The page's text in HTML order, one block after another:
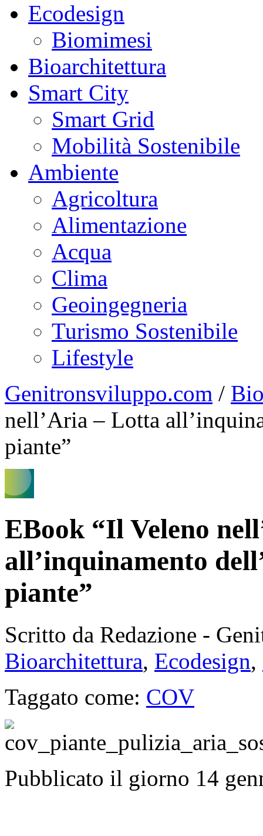
Ecodesign
Biomimesi
Bioarchitettura
Smart City
Smart Grid
Mobilità Sostenibile
Ambiente
Agricoltura
Alimentazione
Acqua
Clima
Geoingegneria
Turismo Sostenibile
Lifestyle
Genitronsviluppo.com /
nell’Aria – Lotta
piante”
EBook “Il Veleno
all’inquinamento
piante”
Scritto da Redazione -
Bioarchitettura, Ecodesign,
Taggato come: COV
Pubblicato il giorno 14